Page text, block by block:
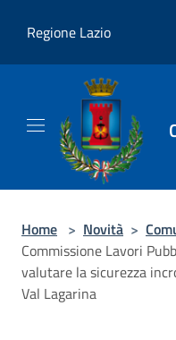
Regione Lazio
Home > Novità >
Commissione Lavori
valutare la sicurezza
Val Lagarina